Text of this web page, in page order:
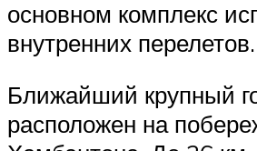
основном комплекс
внутренних перелетов.
Ближайший крупный
расположен на